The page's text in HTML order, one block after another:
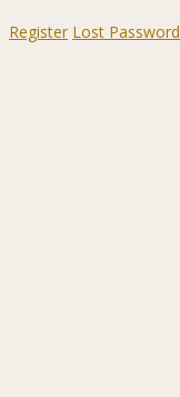
Register Lost Password